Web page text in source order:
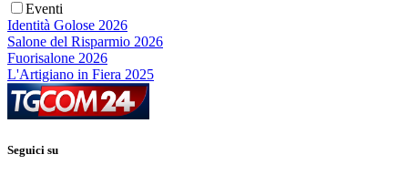
Eventi
Identità Golose 2026
Salone del Risparmio 2026
Fuorisalone 2026
L'Artigiano in Fiera 2025
Seguici su